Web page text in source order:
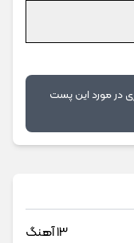
در مورد این پست
13 آهنگ